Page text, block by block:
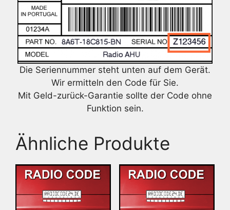
Die Seriennummer steht unten auf dem Gerät.
Wir ermitteln den Code für Sie.
Mit Geld-zurück-Garantie sollte der Code ohne
Funktion sein.
Ähnliche Produkte